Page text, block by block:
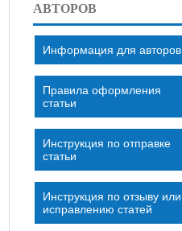
АВТОРОВ
Информация для авторов
Правила оформления
статьи
Инструкция по отправке
статьи
Инструкция по отзыву или
исправлению статей